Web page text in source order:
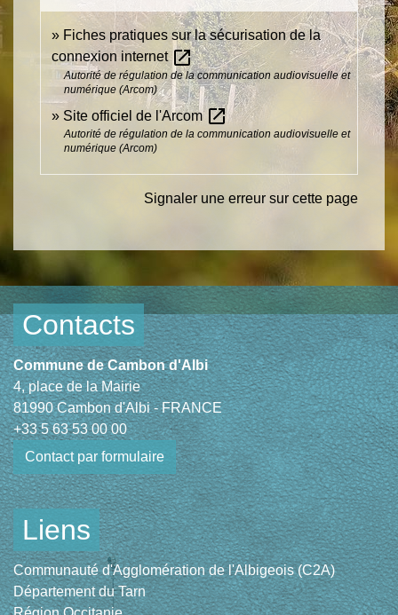
Fiches pratiques sur la sécurisation de la
connexion internetopen_in_new
Autorité de régulation de la communication audiovisuelle et
numérique (Arcom)
Site officiel de l'Arcom open_in_new
Autorité de régulation de la communication audiovisuelle et
numérique (Arcom)
Signaler une erreur sur cette page
Contacts
Commune de Cambon d'Albi
4, place de la Mairie
81990 Cambon d'Albi - FRANCE
+33 5 63 53 00 00
Contact par formulaire
Liens
Communauté d'Agglomération de l'Albigeois (C2A)
Département du Tarn